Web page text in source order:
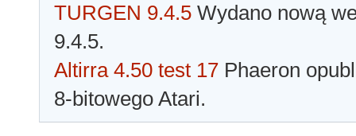
TURGEN 9.4.5 Wydano nową
9.4.5.
Altirra 4.50 test 17 Phaeron
8-bitowego Atari.